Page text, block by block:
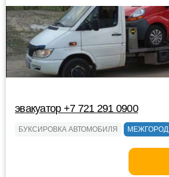
эвакуатор +7 721 291 0900
БУКСИРОВКА АВТОМОБИЛЯ МЕЖГОРОД